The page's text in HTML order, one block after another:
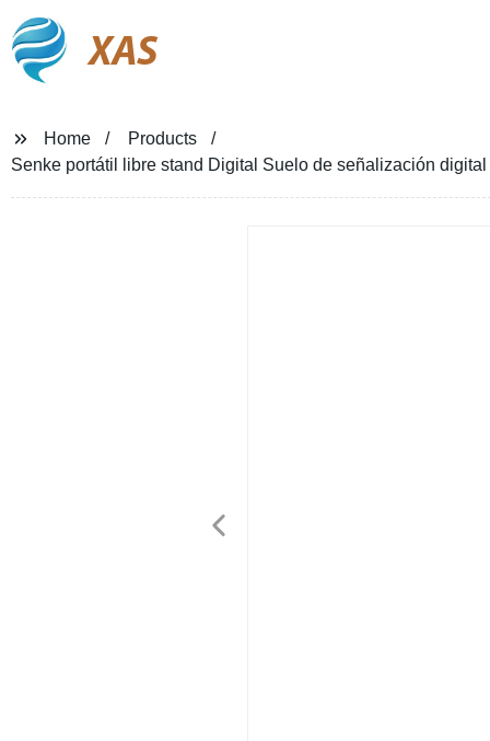
XAS
Home
Products
Senke portátil libre stand Digital Suelo de señalización